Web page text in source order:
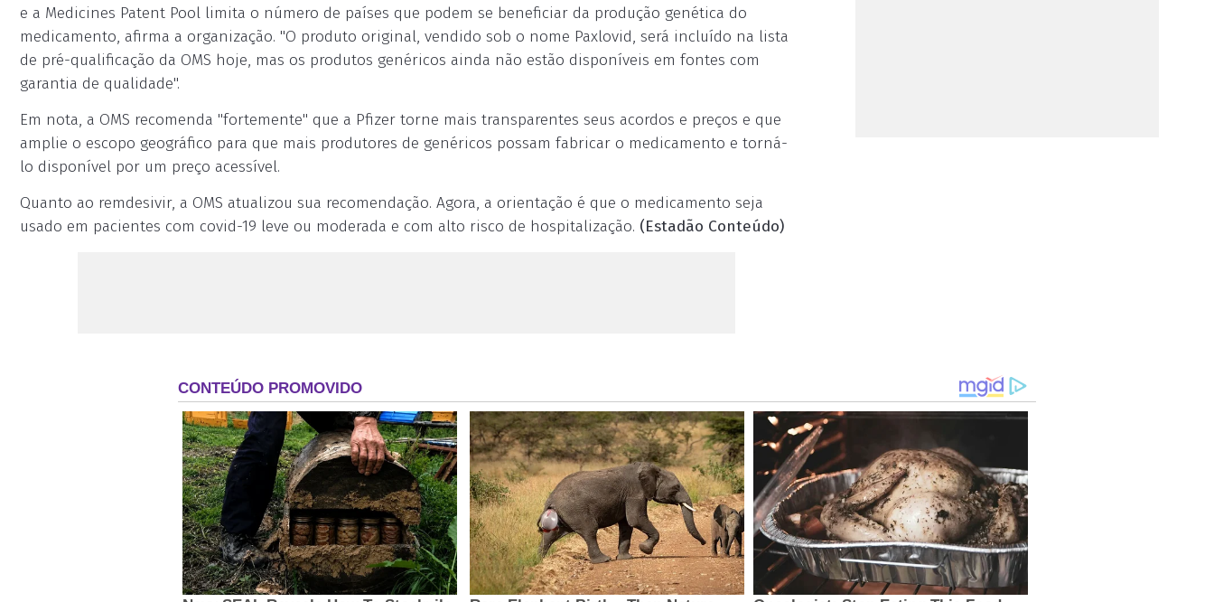
e a Medicines Patent Pool limita o número de países que podem se beneficiar da produção genética do
medicamento, afirma a organização. "O produto original, vendido sob o nome Paxlovid, será incluído na lista
de pré-qualificação da OMS hoje, mas os produtos genéricos ainda não estão disponíveis em fontes com
garantia de qualidade".
Em nota, a OMS recomenda "fortemente" que a Pfizer torne mais transparentes seus acordos e preços e que
amplie o escopo geográfico para que mais produtores de genéricos possam fabricar o medicamento e torná-
lo disponível por um preço acessível.
Quanto ao remdesivir, a OMS atualizou sua recomendação. Agora, a orientação é que o medicamento seja
usado em pacientes com covid-19 leve ou moderada e com alto risco de hospitalização. (Estadão Conteúdo)